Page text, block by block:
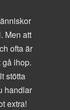
Men att
ofta är
gå ihop.
stötta
handlar
extra!